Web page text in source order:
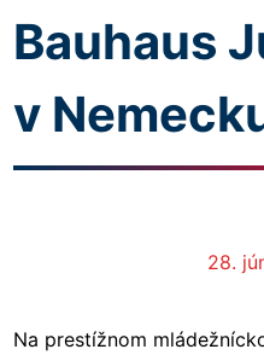
Bauhaus
v
28.
Na prestížnom